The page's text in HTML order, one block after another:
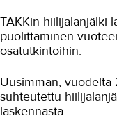
TAKKin hiilijalanjälki
puolittaminen
osatutkintoihin.
Uusimman, vuodelta
suhteutettu
laskennasta.